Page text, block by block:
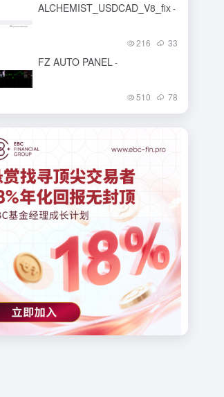
ALCHEMIST_USDCAD_V8_fix-
216 33
FZ AUTO PANEL-
510 78